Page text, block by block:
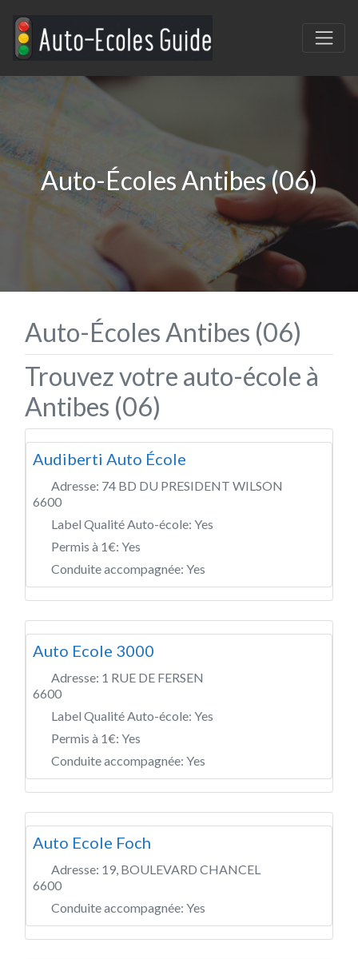
Auto-Écoles Antibes (06)
Auto-Écoles Antibes (06)
Trouvez votre auto-école à
Antibes (06)
Audiberti Auto École
Adresse: 74 BD DU PRESIDENT WILSON
6600
Label Qualité Auto-école: Yes
Permis à 1€: Yes
Conduite accompagnée: Yes
Auto Ecole 3000
Adresse: 1 RUE DE FERSEN
6600
Label Qualité Auto-école: Yes
Permis à 1€: Yes
Conduite accompagnée: Yes
Auto Ecole Foch
Adresse: 19, BOULEVARD CHANCEL
6600
Conduite accompagnée: Yes